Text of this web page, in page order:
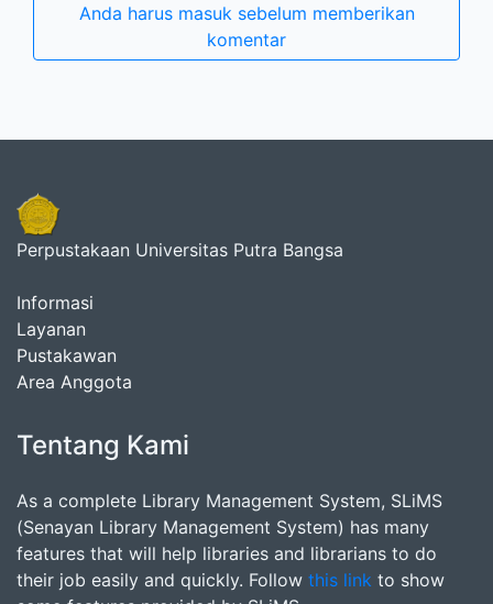
Anda harus masuk sebelum memberikan
komentar
Perpustakaan Universitas Putra Bangsa
Informasi
Layanan
Pustakawan
Area Anggota
Tentang Kami
As a complete Library Management System, SLiMS
(Senayan Library Management System) has many
features that will help libraries and librarians to do
their job easily and quickly. Follow this link to show